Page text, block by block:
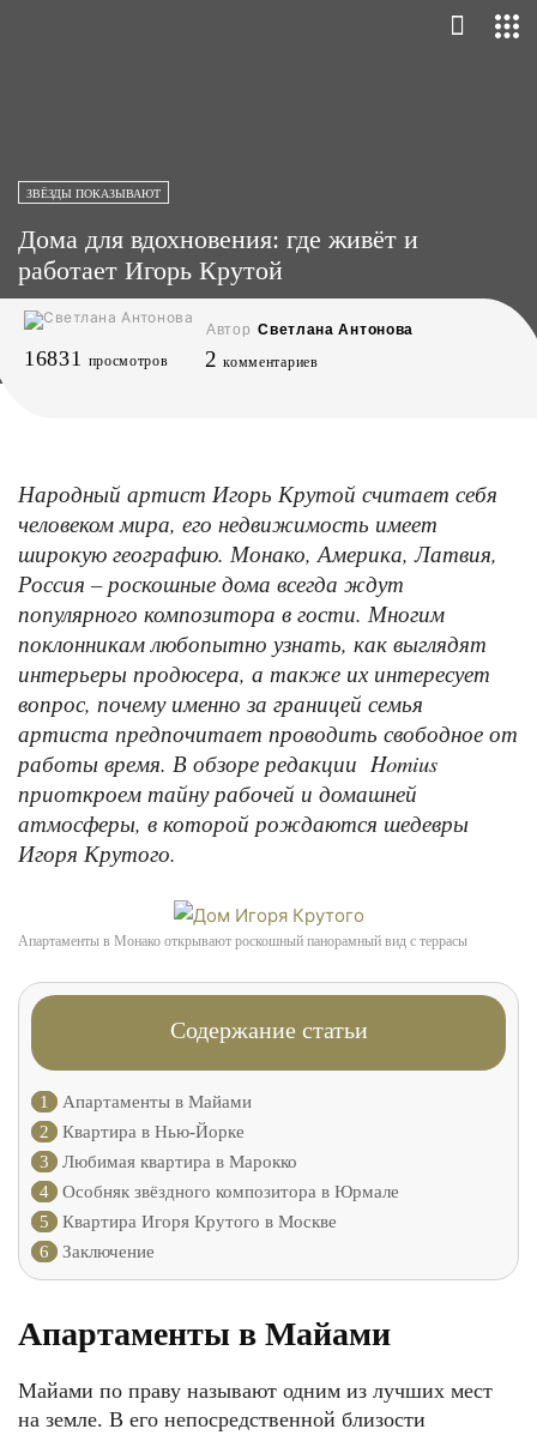
ЗВЁЗДЫ ПОКАЗЫВАЮТ
Дома для вдохновения: где живёт и
работает Игорь Крутой
Автор Светлана Антонова
16831 просмотров 2 комментариев
Народный артист Игорь Крутой считает себя
человеком мира, его недвижимость имеет
широкую географию. Монако, Америка, Латвия,
Россия – роскошные дома всегда ждут
популярного композитора в гости. Многим
поклонникам любопытно узнать, как выглядят
интерьеры продюсера, а также их интересует
вопрос, почему именно за границей семья
артиста предпочитает проводить свободное от
работы время. В обзоре редакции Homius
приоткроем тайну рабочей и домашней
атмосферы, в которой рождаются шедевры
Игоря Крутого.
Апартаменты в Монако открывают роскошный панорамный вид с террасы
Содержание статьи
1
Апартаменты в Майами
2
Квартира в Нью-Йорке
3
Любимая квартира в Марокко
4
Особняк звёздного композитора в Юрмале
5
Квартира Игоря Крутого в Москве
6
Заключение
Апартаменты в Майами
Майами по праву называют одним из лучших мест
на земле. В его непосредственной близости